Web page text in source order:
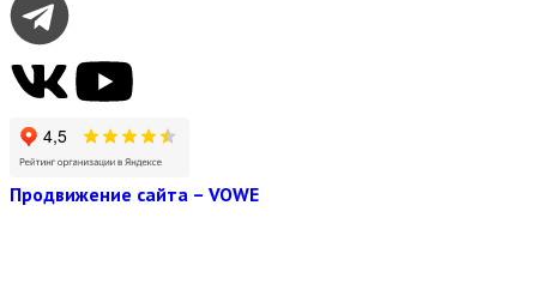
Продвижение сайта – VOWE